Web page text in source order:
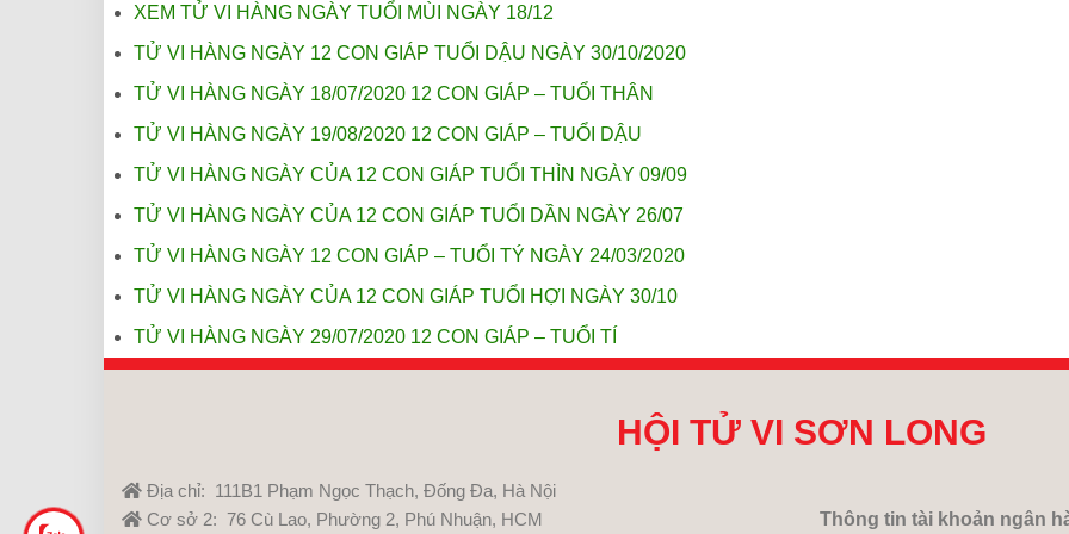
XEM TỬ VI HÀNG NGÀY TUỔI MÙI NGÀY 18/12
TỬ VI HÀNG NGÀY 12 CON GIÁP TUỔI DẬU NGÀY 30/10/2020
TỬ VI HÀNG NGÀY 18/07/2020 12 CON GIÁP – TUỔI THÂN
TỬ VI HÀNG NGÀY 19/08/2020 12 CON GIÁP – TUỔI DẬU
TỬ VI HÀNG NGÀY CỦA 12 CON GIÁP TUỔI THÌN NGÀY 09/09
TỬ VI HÀNG NGÀY CỦA 12 CON GIÁP TUỔI DẦN NGÀY 26/07
TỬ VI HÀNG NGÀY 12 CON GIÁP – TUỔI TÝ NGÀY 24/03/2020
TỬ VI HÀNG NGÀY CỦA 12 CON GIÁP TUỔI HỢI NGÀY 30/10
TỬ VI HÀNG NGÀY 29/07/2020 12 CON GIÁP – TUỔI TÍ
HỘI TỬ VI SƠN LONG
Địa chỉ: 111B1 Phạm Ngọc Thạch, Đống Đa, Hà Nội
Cơ sở 2: 76 Cù Lao, Phường 2, Phú Nhuận, HCM
Thông tin tài khoản ngân